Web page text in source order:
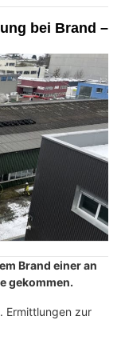
bei Brand –
Brand einer an
gekommen.
Ermittlungen zur